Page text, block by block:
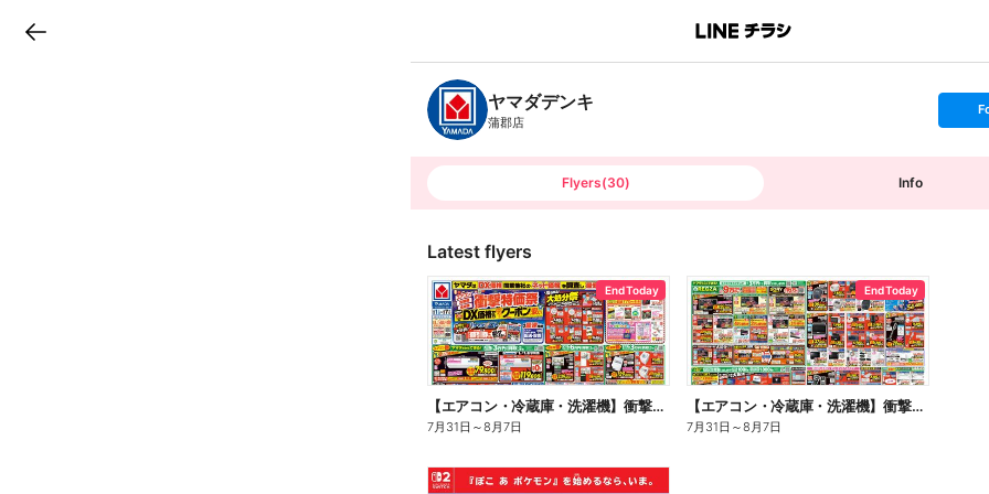
B
n
c
h
T
ヤマダデンキ
蒲郡店
s
t
o
Flyers(30) Info
Latest flyers
End Today
【エアコン・冷蔵庫・洗濯機】衝撃特価祭(おもて)
7月31日 ～8月7日
End Today
【エアコン・冷蔵庫・洗濯機】衝撃特価祭(うら)
7月31日 ～8月7日